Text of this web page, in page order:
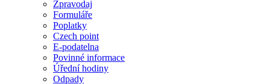
Zpravodaj
Formuláře
Poplatky
Czech point
E-podatelna
Povinné informace
Úřední hodiny
Odpady